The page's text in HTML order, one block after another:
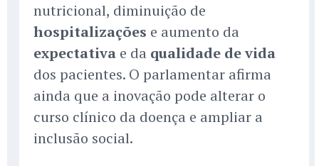
nutricional, diminuição de
hospitalizações e aumento da
expectativa e da qualidade de vida
dos pacientes. O parlamentar afirma
ainda que a inovação pode alterar o
curso clínico da doença e ampliar a
inclusão social.